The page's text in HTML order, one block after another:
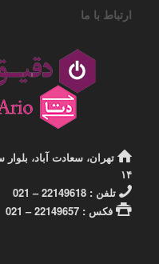
ارتباط با ما
۱۴
تلفن : 22149618 – 021
فکس : 22149657 – 021